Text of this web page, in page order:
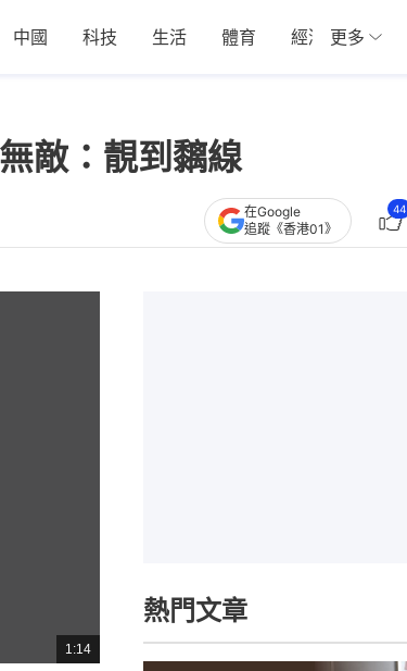
中國 科技 生活 體育 經濟 01深圳
更多
敵：靚到黐線
在Google
追蹤《香港01》
44
總
共
1:14
熱門文章